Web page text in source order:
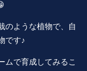
のような植物で、自
です♪
ムで育成してみるこ